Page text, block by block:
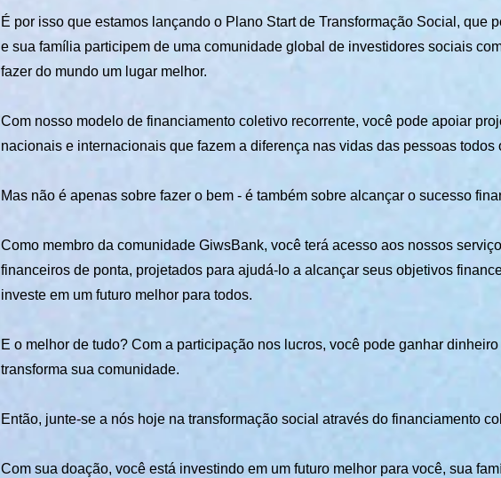
É por isso que estamos lançando o Plano Start de Transformação Social, que
e sua família participem de uma comunidade global de investidores sociais
fazer do mundo um lugar melhor.
Com nosso modelo de financiamento coletivo recorrente, você pode apoiar
nacionais e internacionais que fazem a diferença nas vidas das pessoas todos
Mas não é apenas sobre fazer o bem - é também sobre alcançar o sucesso
Como membro da comunidade GiwsBank, você terá acesso aos nossos
financeiros de ponta, projetados para ajudá-lo a alcançar seus objetivos
investe em um futuro melhor para todos.
E o melhor de tudo? Com a participação nos lucros, você pode ganhar
transforma sua comunidade.
Então, junte-se a nós hoje na transformação social através do financiamento
Com sua doação, você está investindo em um futuro melhor para você, sua